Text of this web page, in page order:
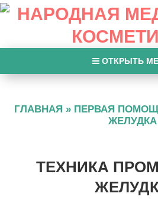
ОТКРЫТЬ
ГЛАВНАЯ » ПЕРВАЯ
ЖЕЛУДКА
ТЕХНИКА